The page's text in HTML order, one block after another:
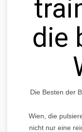
die
Die Besten der
Wien, die
nicht nur eine